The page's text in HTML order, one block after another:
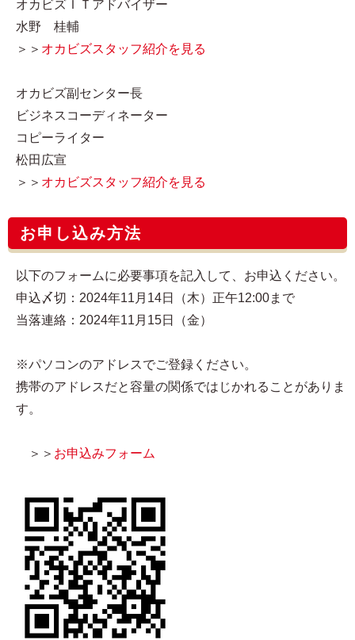
オカビズＩＴアドバイザー
水野 桂輔
＞＞ オカビズスタッフ紹介を見る
オカビズ副センター長
ビジネスコーディネーター
コピーライター
松田広宣
＞＞ オカビズスタッフ紹介を見る
お申し込み方法
以下のフォームに必要事項を記入して、お申込ください。
申込〆切：2024年11月14日（木）正午12:00まで
当落連絡：2024年11月15日（金）
※パソコンのアドレスでご登録ください。
携帯のアドレスだと容量の関係ではじかれることがありま
す。
＞＞ お申込みフォーム